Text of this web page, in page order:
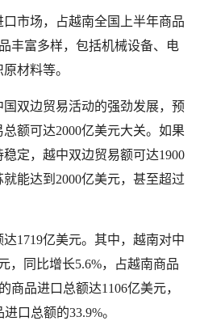
市场，占越南全国上半年商品
丰富多样，包括机械设备、电
材料等。
国双边贸易活动的强劲发展，预
额可达2000亿美元大关。如果
定，越中双边贸易额可达1900
能达到2000亿美元，甚至超过
1719亿美元。其中，越南对中
，同比增长5.6%，占越南商品
商品进口总额达1106亿美元，
口总额的33.9%。